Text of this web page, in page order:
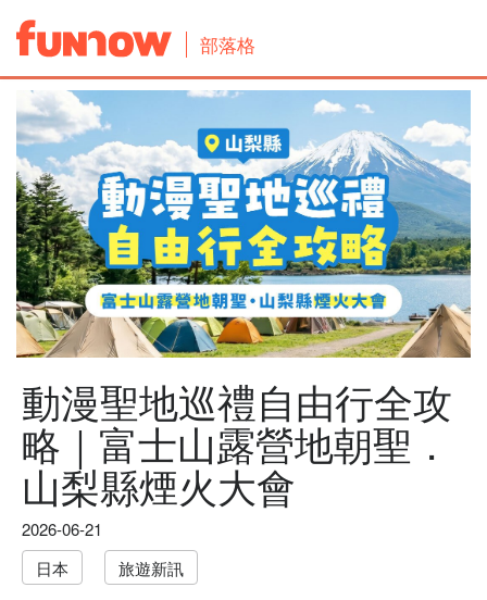
部落格
動漫聖地巡禮自由行全攻
略｜富士山露營地朝聖．
山梨縣煙火大會
2026-06-21
日本
旅遊新訊